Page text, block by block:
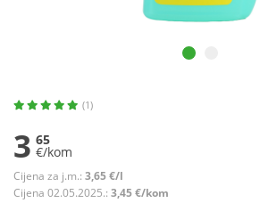
(1)
3 65
€/kom
Cijena za j.m.: 3,65 €/l
Cijena 02.05.2025.: 3,45 €/kom